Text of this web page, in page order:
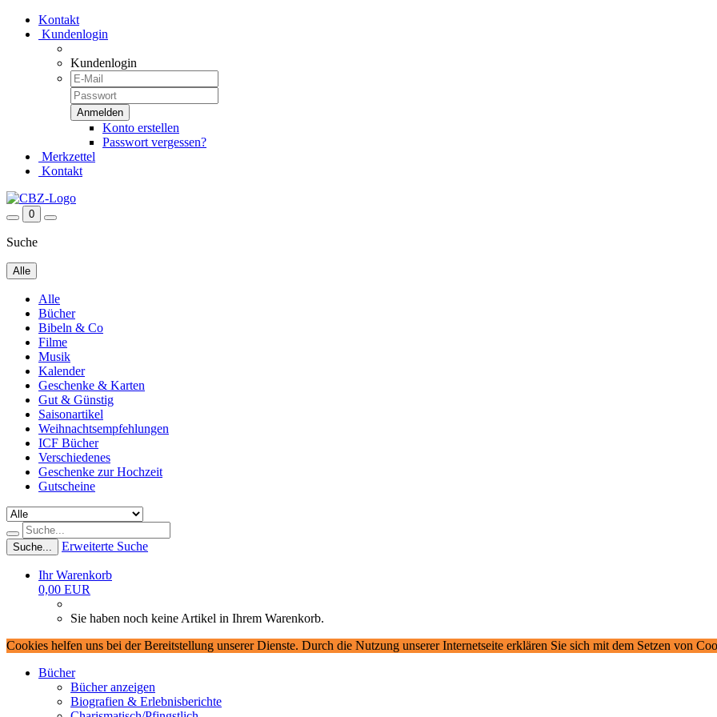
Kontakt
Kundenlogin
Kundenlogin
Konto erstellen
Passwort vergessen?
Merkzettel
Kontakt
0
Suche
Alle
Alle
Bücher
Bibeln & Co
Filme
Musik
Kalender
Geschenke & Karten
Gut & Günstig
Saisonartikel
Weihnachtsempfehlungen
ICF Bücher
Verschiedenes
Geschenke zur Hochzeit
Gutscheine
Suche... Erweiterte Suche
Ihr Warenkorb
0,00 EUR
Sie haben noch keine Artikel in Ihrem Warenkorb.
Cookies helfen uns bei der Bereitstellung unserer Dienste. Durch die Nutzung unserer Internetseite erklären Sie sich mit dem Setzen von
Bücher
Bücher anzeigen
Biografien & Erlebnisberichte